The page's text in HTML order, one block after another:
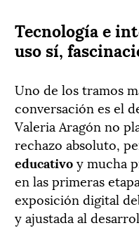
Tecnología e
uso sí,
Uno de los tramos
conversación es el
Valeria Aragón no
rechazo absoluto,
educativoy mucha
en las primeras
exposición digital
y ajustada al